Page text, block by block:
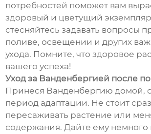
потребностей поможет вам
здоровый и цветущий
стесняйтесь задавать вопросы
поливе, освещении и других
ухода. Помните, что здоровое
вашего успеха!
Уход за Ванденбергией после
Принеся Ванденбергию домой,
период адаптации. Не стоит
пересаживать растение или
содержания. Дайте ему немного